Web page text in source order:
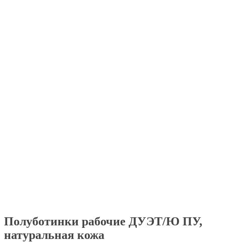
Полуботинки рабочие ДУЭТ/Ю ПУ,
натуральная кожа